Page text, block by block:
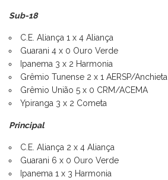
Sub-18
C.E. Aliança 1 x 4 Aliança
Guarani 4 x 0 Ouro Verde
Ipanema 3 x 2 Harmonia
Grêmio Tunense 2 x 1 AERSP/Anchieta
Grêmio União 5 x 0 CRM/ACEMA
Ypiranga 3 x 2 Cometa
Principal
C.E. Aliança 2 x 4 Aliança
Guarani 6 x 0 Ouro Verde
Ipanema 1 x 3 Harmonia